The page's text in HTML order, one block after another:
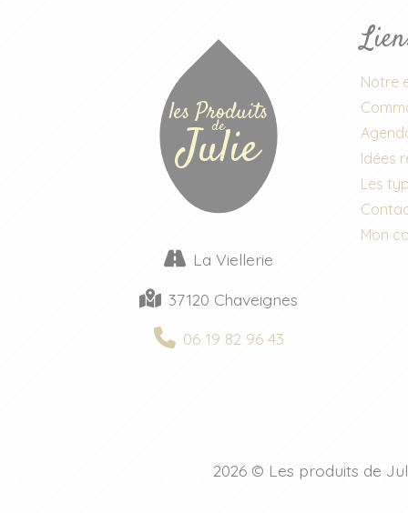
les Produits
de
Julie
La Viellerie
37120 Chaveignes
06 19 82 96 43
Notre
Idées
Les
Mon
2026 © Les produits de